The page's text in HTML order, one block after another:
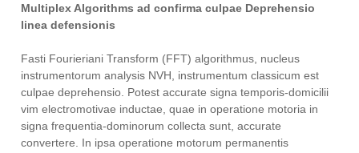
Multiplex Algorithms ad confirma culpae Deprehensio
linea defensionis
Fasti Fourieriani Transform (FFT) algorithmus, nucleus
instrumentorum analysis NVH, instrumentum classicum est
culpae deprehensio. Potest accurate signa temporis-domicilii
vim electromotivae inductae, quae in operatione motoria in
signa frequentia-dominorum collecta sunt, accurate
convertere. In ipsa operatione motorum permanentis